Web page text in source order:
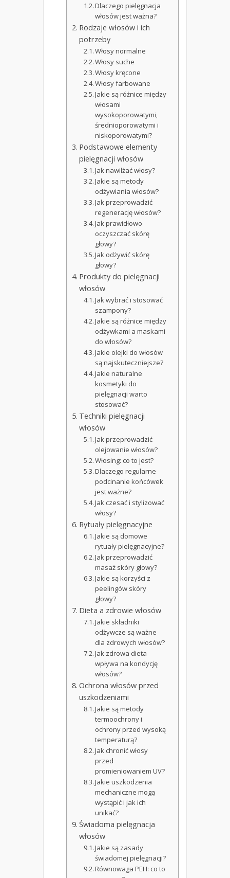
Dlaczego pielęgnacja
włosów jest ważna?
Rodzaje włosów i ich
potrzeby
Włosy normalne
Włosy suche
Włosy kręcone
Włosy farbowane
Jakie są różnice między
włosami
wysokoporowatymi,
średnioporowatymi i
niskoporowatymi?
Podstawowe elementy
pielęgnacji włosów
Jak nawilżać włosy?
Jakie są metody
odżywiania włosów?
Jak przeprowadzić
regenerację włosów?
Jak prawidłowo
oczyszczać skórę
głowy?
Jak odżywić skórę
głowy?
Produkty do pielęgnacji
włosów
Jak wybrać i stosować
szampony?
Jakie są różnice między
odżywkami a maskami
do włosów?
Jakie olejki do włosów
są najskuteczniejsze?
Jakie naturalne
kosmetyki do
pielęgnacji warto
stosować?
Techniki pielęgnacji
włosów
Jak przeprowadzić
olejowanie włosów?
Włosing: co to jest?
Dlaczego regularne
podcinanie końcówek
jest ważne?
Jak czesać i stylizować
włosy?
Rytuały pielęgnacyjne
Jakie są domowe
rytuały pielęgnacyjne?
Jak przeprowadzić
masaż skóry głowy?
Jakie są korzyści z
peelingów skóry
głowy?
Dieta a zdrowie włosów
Jakie składniki
odżywcze są ważne
dla zdrowych włosów?
Jak zdrowa dieta
wpływa na kondycję
włosów?
Ochrona włosów przed
uszkodzeniami
Jakie są metody
termoochrony i
ochrony przed wysoką
temperaturą?
Jak chronić włosy
przed
promieniowaniem UV?
Jakie uszkodzenia
mechaniczne mogą
wystąpić i jak ich
unikać?
Świadoma pielęgnacja
włosów
Jakie są zasady
świadomej pielęgnacji?
Równowaga PEH: co to